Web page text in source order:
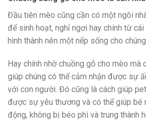
Đầu tiên mèo cũng cần có một ngôi
để sinh hoạt, nghỉ ngơi hay chính từ
hình thành nên một nếp sống cho chúng.
Hay chính nhờ chuồng gỗ cho mèo mà
giúp chúng có thể cảm nhận được sự
với con người. Đó cũng là cách giúp
được sự yêu thương và có thể giúp bé
động, không bị béo phì và trung thành